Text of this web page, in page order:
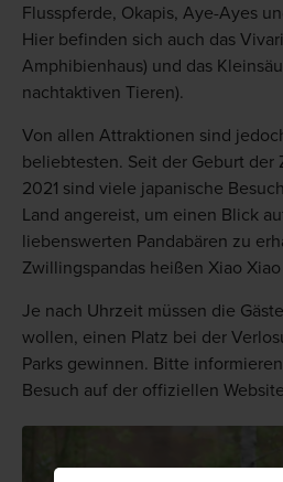
Flusspferde, Okapis, Aye-Ayes
Hier befinden sich auch das
Amphibienhaus) und das
nachtaktiven Tieren).
Von allen Attraktionen sind
beliebtesten. Seit der Geburt der
2021 sind viele japanische
Land angereist, um einen Blick
liebenswerten Pandabären zu
Zwillingspandas heißen Xiao
Je nach Uhrzeit müssen die
wollen, einen Platz bei der
Parks gewinnen. Bitte
Besuch auf der offiziellen